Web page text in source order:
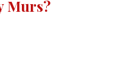
Murs?